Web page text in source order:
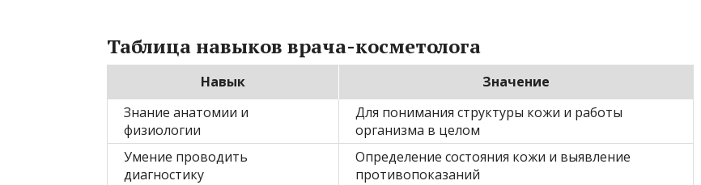
Таблица навыков врача-косметолога
Навык
Значение
Знание анатомии и
физиологии
Для понимания структуры кожи и работы
организма в целом
Умение проводить
диагностику
Определение состояния кожи и выявление
противопоказаний